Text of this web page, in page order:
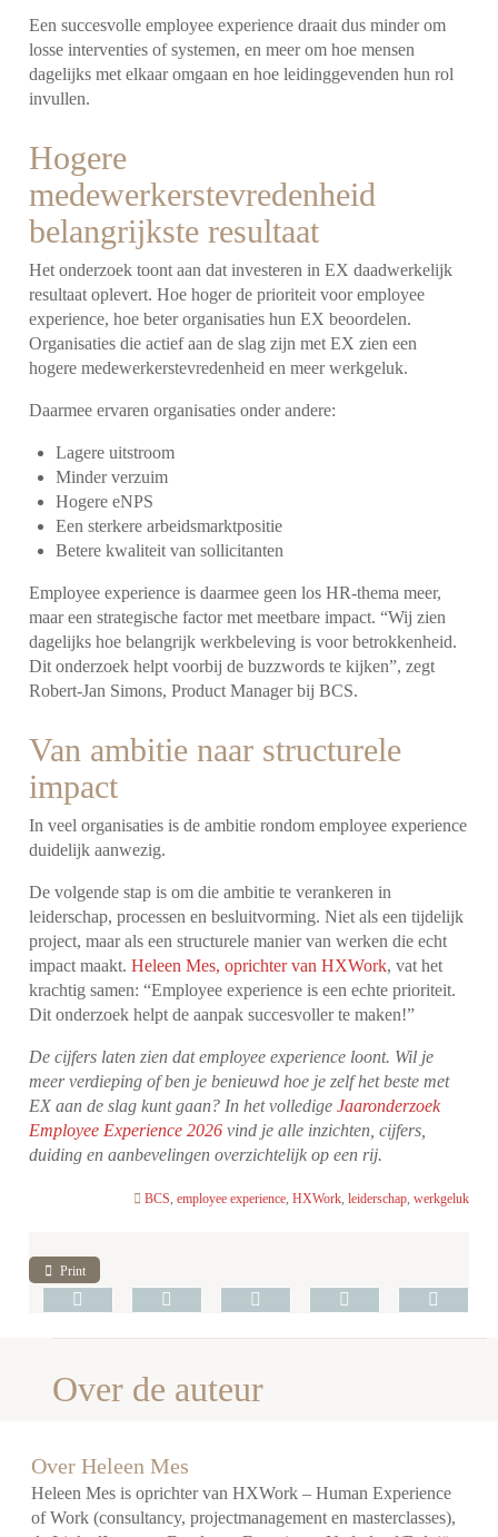
Een succesvolle employee experience draait dus minder om
losse interventies of systemen, en meer om hoe mensen
dagelijks met elkaar omgaan en hoe leidinggevenden hun rol
invullen.
Hogere
medewerkerstevredenheid
belangrijkste resultaat
Het onderzoek toont aan dat investeren in EX daadwerkelijk
resultaat oplevert. Hoe hoger de prioriteit voor employee
experience, hoe beter organisaties hun EX beoordelen.
Organisaties die actief aan de slag zijn met EX zien een
hogere medewerkerstevredenheid en meer werkgeluk.
Daarmee ervaren organisaties onder andere:
Lagere uitstroom
Minder verzuim
Hogere eNPS
Een sterkere arbeidsmarktpositie
Betere kwaliteit van sollicitanten
Employee experience is daarmee geen los HR-thema meer,
maar een strategische factor met meetbare impact. “Wij zien
dagelijks hoe belangrijk werkbeleving is voor betrokkenheid.
Dit onderzoek helpt voorbij de buzzwords te kijken”, zegt
Robert-Jan Simons, Product Manager bij BCS.
Van ambitie naar structurele
impact
In veel organisaties is de ambitie rondom employee experience
duidelijk aanwezig.
De volgende stap is om die ambitie te verankeren in
leiderschap, processen en besluitvorming. Niet als een tijdelijk
project, maar als een structurele manier van werken die echt
impact maakt.Heleen Mes, oprichter van HXWork, vat het
krachtig samen: “Employee experience is een echte prioriteit.
Dit onderzoek helpt de aanpak succesvoller te maken!”
De cijfers laten zien dat employee experience loont. Wil je
meer verdieping of ben je benieuwd hoe je zelf het beste met
EX aan de slag kunt gaan? In het volledigeJaaronderzoek
Employee Experience 2026vind je alle inzichten, cijfers,
duiding en aanbevelingen overzichtelijk op een rij.
BCS employee experience, HXWork, leiderschap, werkgeluk
Print
Over de auteur
Over Heleen Mes
Heleen Mes is oprichter van HXWork – Human Experience
of Work (consultancy, projectmanagement en masterclasses),